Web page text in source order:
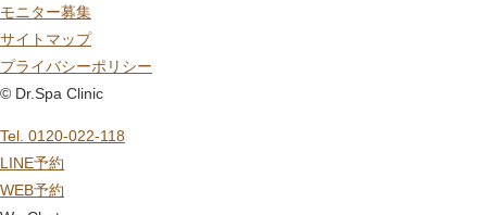
モニター募集
サイトマップ
プライバシーポリシー
© Dr.Spa Clinic
Tel. 0120-022-118
LINE予約
WEB予約